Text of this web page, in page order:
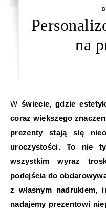
na
W świecie, gdzie estetyka i osobisty akcent nabierają
coraz większego
prezenty stają się
uroczystości. To nie
wszystkim wyraz
podejścia do
z własnym nadrukiem,
nadajemy prezentowi